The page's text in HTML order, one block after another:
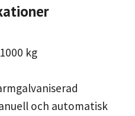
kg
och automatisk